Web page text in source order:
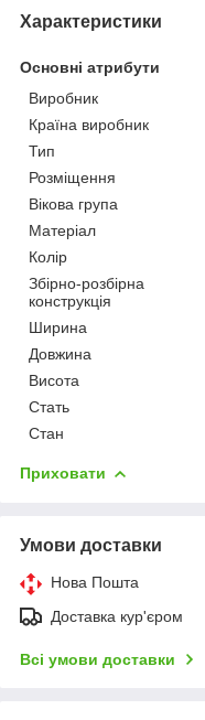
Характеристики
Основні атрибути
Виробник
Країна виробник
Тип
Розміщення
Вікова група
Матеріал
Колір
Збірно-розбірна
конструкція
Ширина
Довжина
Висота
Стать
Стан
Приховати
Умови доставки
Нова Пошта
Доставка кур'єром
Всі умови доставки